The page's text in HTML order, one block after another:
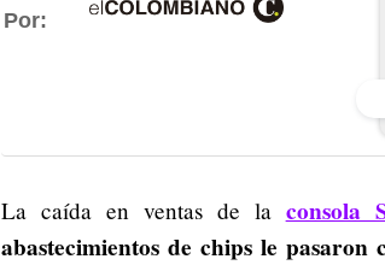
Por:
La caída en ventas de la consola
abastecimientos de chips le pasaron